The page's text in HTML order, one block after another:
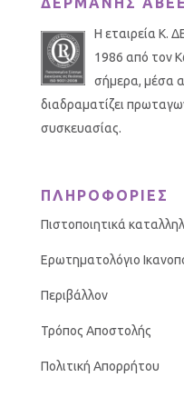
Η εταιρεία Κ.
1986 από τον
σήμερα, μέσα
διαδραματίζει
συσκευασίας.
ΠΛΗΡΟΦΟΡΙΕΣ
Πιστοποιητικά
Ερωτηματολόγιο
Περιβάλλον
Τρόπος Αποστολής
Πολιτική Απορρήτου